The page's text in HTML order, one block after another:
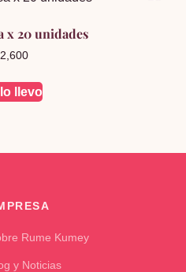
x 20 unidades
2,600
lo llevo
Rume Kumey
y Noticias